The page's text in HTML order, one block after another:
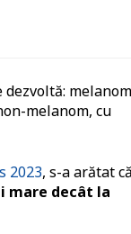
melanom, cu
2023, s-a arătat
mare decât la